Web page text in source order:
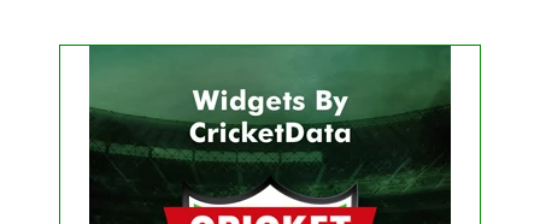
FIXTURE
No live matches found.
See recent results